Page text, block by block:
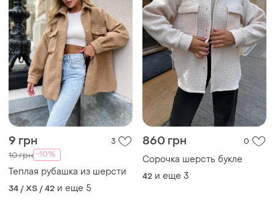
9 грн 3
10 грн -10%
Теплая рубашка из шерсти
34 / XS / 42 и еще 5
860 грн 0
Сорочка шерсть букле
42 и еще 3